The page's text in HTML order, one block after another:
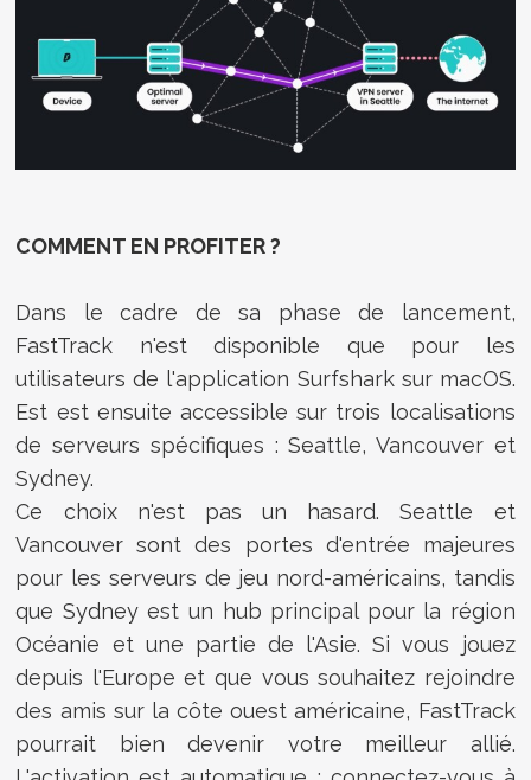
COMMENT EN PROFITER ?
Dans le cadre de sa phase de lancement,
FastTrack n'est disponible que pour les
utilisateurs de l'application Surfshark sur macOS.
Est est ensuite accessible sur trois localisations
de serveurs spécifiques : Seattle, Vancouver et
Sydney.
Ce choix n'est pas un hasard. Seattle et
Vancouver sont des portes d'entrée majeures
pour les serveurs de jeu nord-américains, tandis
que Sydney est un hub principal pour la région
Océanie et une partie de l'Asie. Si vous jouez
depuis l'Europe et que vous souhaitez rejoindre
des amis sur la côte ouest américaine, FastTrack
pourrait bien devenir votre meilleur allié.